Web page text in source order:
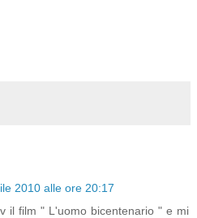
2010 alle ore 20:17
il film " L'uomo bicentenario " e mi